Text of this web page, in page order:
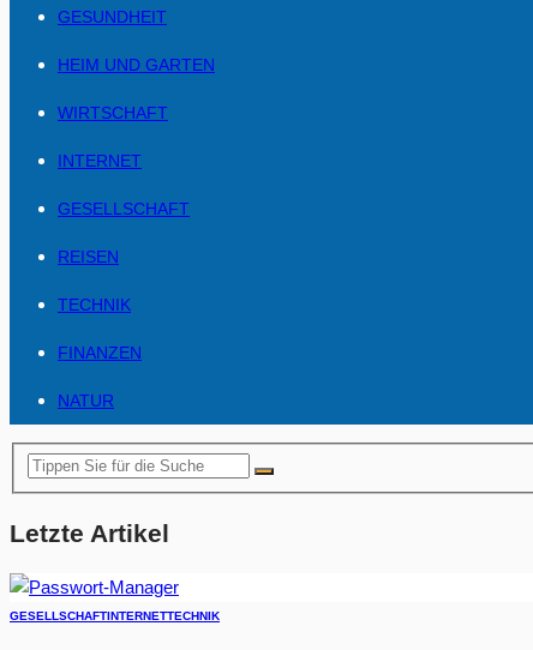
GESUNDHEIT
HEIM UND GARTEN
WIRTSCHAFT
INTERNET
GESELLSCHAFT
REISEN
TECHNIK
FINANZEN
NATUR
Letzte Artikel
GESELLSCHAFTINTERNETTECHNIK